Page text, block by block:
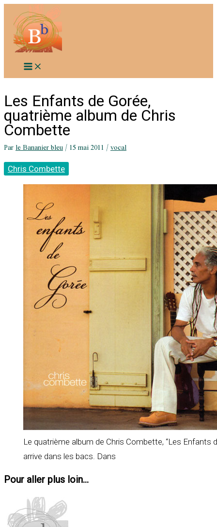
contenu
Les Enfants de Gorée,
quatrième album de Chris
Combette
Parle Bananier bleu/15 mai 2011/vocal
Chris Combette
Le quatrième album de Chris Combette, “Les Enfants
arrive dans les bacs. Dans
Pour aller plus loin...